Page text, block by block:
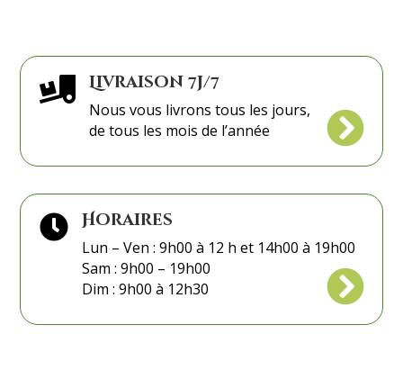
 Livraison 7j/7
Nous vous livrons tous les jours,
de tous les mois de l’année

 Horaires
Lun – Ven : 9h00 à 12 h et 14h00 à 19h00
Sam : 9h00 – 19h00
Dim : 9h00 à 12h30
